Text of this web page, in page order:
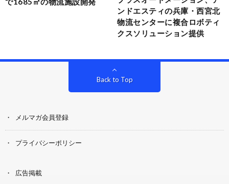
ンドエスティの兵庫・西宮北
物流センターに複合ロボティ
クスソリューション提供
Back to Top
メルマガ会員登録
プライバシーポリシー
広告掲載